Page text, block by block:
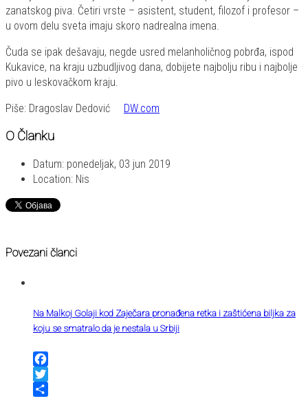
zanatskog piva. Četiri vrste – asistent, student, filozof i profesor –
u ovom delu sveta imaju skoro nadrealna imena.
Čuda se ipak dešavaju, negde usred melanholičnog pobrđa, ispod
Kukavice, na kraju uzbudljivog dana, dobijete najbolju ribu i najbolje
pivo u leskovačkom kraju.
Piše: Dragoslav Dedović DW.com
O Članku
Datum: ponedeljak, 03 jun 2019
Location: Nis
Povezani članci
Na Malkoj Golaji kod Zaječara pronađena retka i zaštićena biljka za
koju se smatralo da je nestala u Srbiji
Facebook
Twitter